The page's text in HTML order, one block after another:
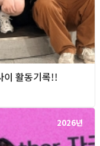
활동기록!!
2026년